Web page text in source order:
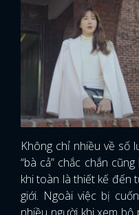
Không chỉ nhiều về số
“bà cả” chắc chắn
khi toàn là thiết kế đến
giới. Ngoài việc bị